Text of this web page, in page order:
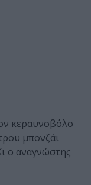
κεραυνοβόλο
μπονζάι
ο αναγνώστης